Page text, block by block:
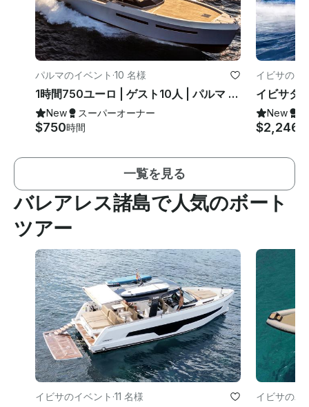
パルマのイベント ·10 名様
1時間750ユーロ | ゲスト10人 | パルマ | 4時間分
New スーパーオーナー
$750時間
イビサのイ
New
$2,246
一覧を見る
バレアレス諸島で人気のボート
ツアー
イビサのイベント ·11 名様 イビサのパ